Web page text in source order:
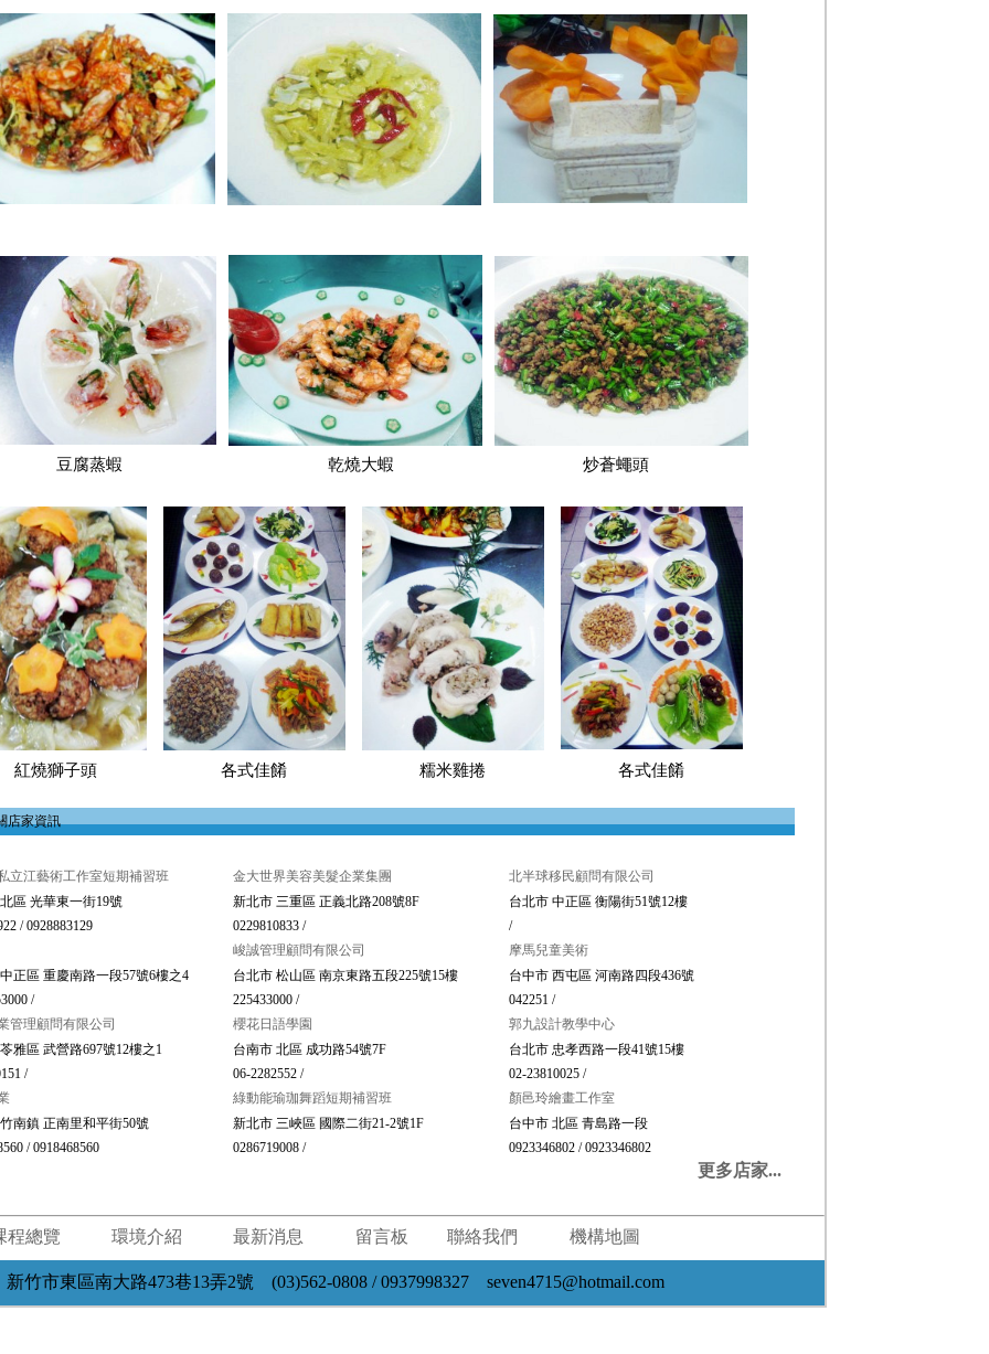
豆腐蒸蝦 乾燒大蝦 炒蒼蠅頭
紅燒獅子頭 各式佳餚 糯米雞捲 各式佳餚
店家資訊
立江藝術工作室短期補習班
區 光華東一街19號
/ 0928883129
金大世界美容美髮企業集團
新北市 三重區 正義北路208號8F
0229810833 /
北半球移民顧問有限公司
台北市 中正區 衡陽街51號12樓
/
正區 重慶南路一段57號6樓之4
/
峻誠管理顧問有限公司
台北市 松山區 南京東路五段225號15樓
225433000 /
摩馬兒童美術
台中市 西屯區 河南路四段436號
042251 /
管理顧問有限公司
雅區 武營路697號12樓之1
/
櫻花日語學園
台南市 北區 成功路54號7F
06-2282552 /
郭九設計教學中心
台北市 忠孝西路一段41號15樓
02-23810025 /
南鎮 正南里和平街50號
/ 0918468560
綠動能瑜珈舞蹈短期補習班
新北市 三峽區 國際二街21-2號1F
0286719008 /
顏邑玲繪畫工作室
台中市 北區 青島路一段
0923346802 / 0923346802
更多店家...
程總覽 環境介紹 最新消息 留言板 聯絡我們 機構地圖
竹市東區南大路473巷13弄2號 (03)562-0808 / 0937998327 seven4715@hotmail.com